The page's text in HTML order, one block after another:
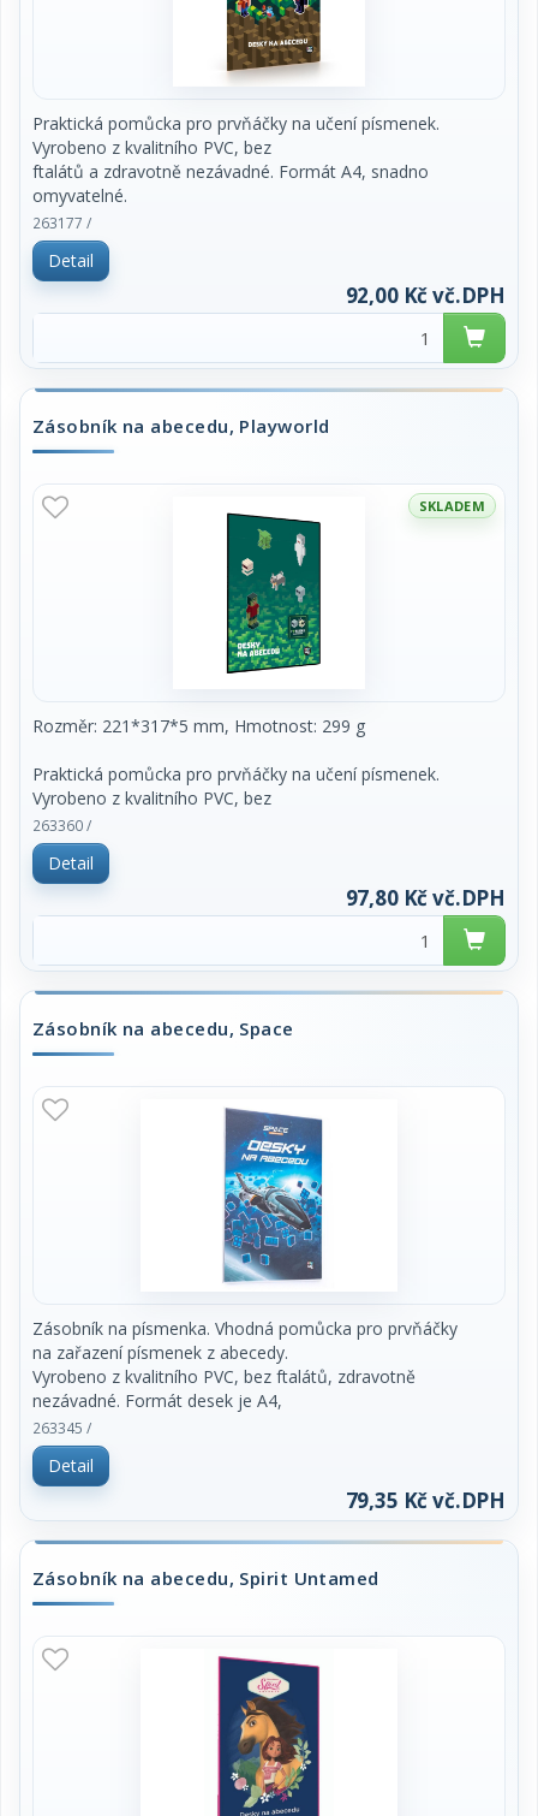
Praktická pomůcka pro prvňáčky na učení písmenek.
Vyrobeno z kvalitního PVC, bez
ftalátů a zdravotně nezávadné. Formát A4, snadno
omyvatelné.
cena za 1 kus
263177 /
Detail
92,00 Kč vč.DPH
Zásobník na abecedu, Playworld
SKLADEM
Rozměr: 221*317*5 mm, Hmotnost: 299 g
Praktická pomůcka pro prvňáčky na učení písmenek.
Vyrobeno z kvalitního PVC, bez
ftalátů a zdravotně nezávadné. Formát A4, snadno
omyvatelné.
263360 /
Detail
97,80 Kč vč.DPH
Zásobník na abecedu, Space
Zásobník na písmenka. Vhodná pomůcka pro prvňáčky
na zařazení písmenek z abecedy.
Vyrobeno z kvalitního PVC, bez ftalátů, zdravotně
nezávadné. Formát desek je A4,
lehce omyvatelný. Rozměr 22 x 31,5 cm.
263345 /
Detail
79,35 Kč vč.DPH
Zásobník na abecedu, Spirit Untamed